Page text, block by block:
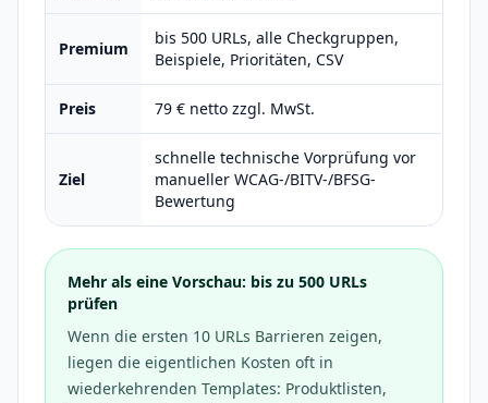
Premium
bis 500 URLs, alle Checkgruppen,
Beispiele, Prioritäten, CSV
Preis 79 € netto zzgl. MwSt.
Ziel
schnelle technische Vorprüfung vor
manueller WCAG-/BITV-/BFSG-
Bewertung
Mehr als eine Vorschau: bis zu 500 URLs
prüfen
Wenn die ersten 10 URLs Barrieren zeigen,
liegen die eigentlichen Kosten oft in
wiederkehrenden Templates: Produktlisten,